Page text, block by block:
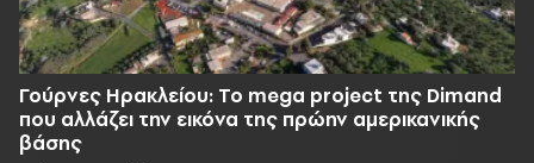
Γούρνες Ηρακλείου: To mega project της Dimand
που αλλάζει την εικόνα της πρώην αμερικανικής
βάσης